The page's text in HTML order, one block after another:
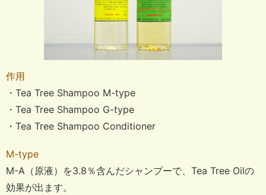
作用
・Tea Tree Shampoo M-type
・Tea Tree Shampoo G-type
・Tea Tree Shampoo Conditioner
M-type
M-A（原液）を3.8％含んだシャンプーで、Tea Tree Oilの
効果が出ます。